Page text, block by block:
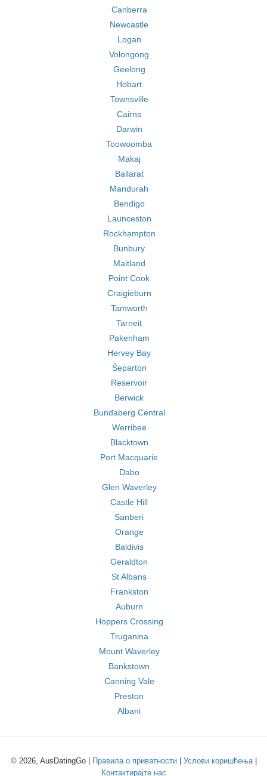
Canberra
Newcastle
Logan
Volongong
Geelong
Hobart
Townsville
Cairns
Darwin
Toowoomba
Makaj
Ballarat
Mandurah
Bendigo
Launceston
Rockhampton
Bunbury
Maitland
Point Cook
Craigieburn
Tamworth
Tarneit
Pakenham
Hervey Bay
Šeparton
Reservoir
Berwick
Bundaberg Central
Werribee
Blacktown
Port Macquarie
Dabo
Glen Waverley
Castle Hill
Sanberi
Orange
Baldivis
Geraldton
St Albans
Frankston
Auburn
Hoppers Crossing
Truganina
Mount Waverley
Bankstown
Canning Vale
Preston
Albani
© 2026, AusDatingGo | Правила о приватности| Услови коришћења|
Контактирајте нас